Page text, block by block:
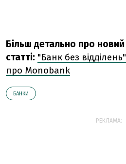
Більш детально про
статті: "Банк без
про Monobank
БАНКИ
РЕКЛАМА: